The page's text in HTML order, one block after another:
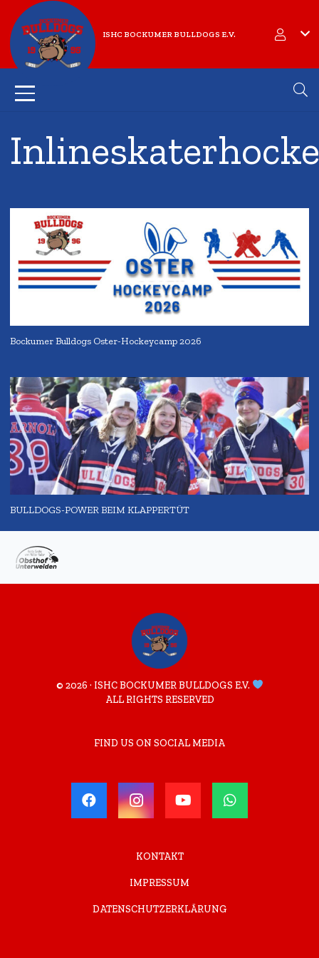
ISHC BOCKUMER BULLDOGS E.V.
Bockumer Bulldogs Oster-Hockeycamp 2026
BULLDOGS-POWER BEIM KLAPPERTÜT
© 2026 · ISHC BOCKUMER BULLDOGS E.V.
ALL RIGHTS RESERVED
FIND US ON SOCIAL MEDIA
KONTAKT
IMPRESSUM
DATENSCHUTZERKLÄRUNG